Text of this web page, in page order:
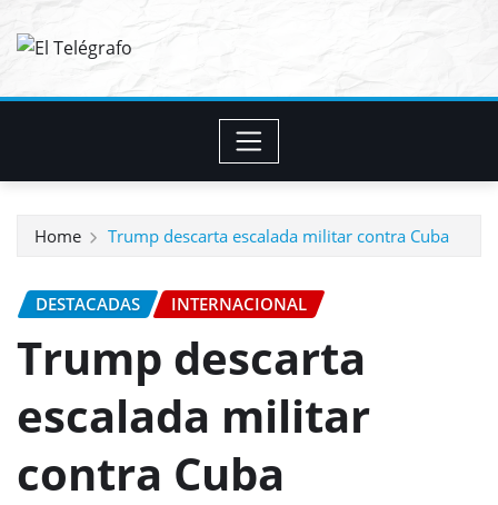
Home Trump descarta escalada militar contra Cuba
DESTACADAS INTERNACIONAL
Trump descarta
escalada militar
contra Cuba